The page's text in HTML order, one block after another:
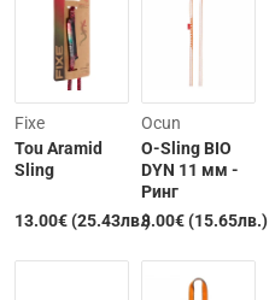
Fixe
Tou Aramid
Sling
13.00€ (25.43лв.)
Ocun
O-Sling BIO
DYN 11 мм -
Ринг
8.00€ (15.65лв.)